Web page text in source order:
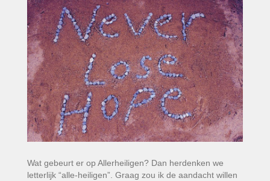
Wat gebeurt er op Allerheiligen? Dan herdenken we
letterlijk “alle-heiligen”. Graag zou ik de aandacht willen